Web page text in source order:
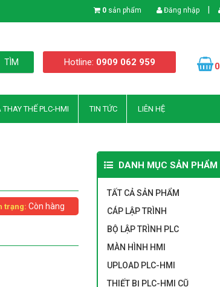
0 sản phẩm Đăng nhập
TÌM Hotline: 0909 062 959 0
THẾ PLC-HMI TIN TỨC LIÊN HỆ
trạng: Còn hàng
DANH MỤC SẢN PHẨM
TẤT CẢ SẢN PHẨM
CÁP LẬP TRÌNH
BỘ LẬP TRÌNH PLC
MÀN HÌNH HMI
UPLOAD PLC-HMI
THIẾT BỊ PLC-HMI CŨ